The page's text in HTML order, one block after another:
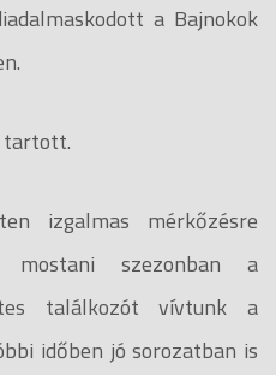
a Bajnokok
tartott.
izgalmas mérkőzésre
szezonban a
találkozót vívtunk a
időben jó sorozatban is